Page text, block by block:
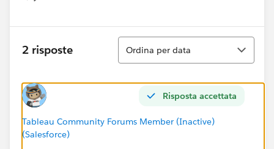
Show menu
2 risposte
Ordina
Ordina per data
Risposta accettata
Tableau Community Forums Member (Inactive)
(Salesforce)